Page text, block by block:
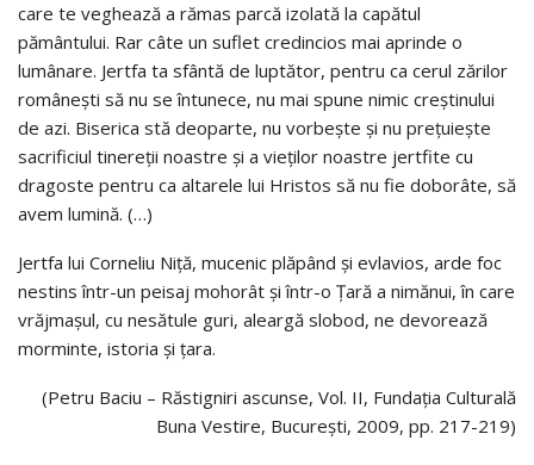
care te veghează a rămas parcă izolată la capătul
pământului. Rar câte un suflet credincios mai aprinde o
lumânare. Jertfa ta sfântă de luptător, pentru ca cerul zărilor
româneşti să nu se întunece, nu mai spune nimic creştinului
de azi. Biserica stă deoparte, nu vorbeşte şi nu preţuieşte
sacrificiul tinereţii noastre şi a vieţilor noastre jertfite cu
dragoste pentru ca altarele lui Hristos să nu fie doborâte, să
avem lumină. (…)
Jertfa lui Corneliu Niţă, mucenic plăpând şi evlavios, arde foc
nestins într-un peisaj mohorât şi într-o Ţară a nimănui, în care
vrăjmaşul, cu nesătule guri, aleargă slobod, ne devorează
morminte, istoria şi ţara.
(Petru Baciu – Răstigniri ascunse, Vol. II, Fundația Culturală
Buna Vestire, București, 2009, pp. 217-219)